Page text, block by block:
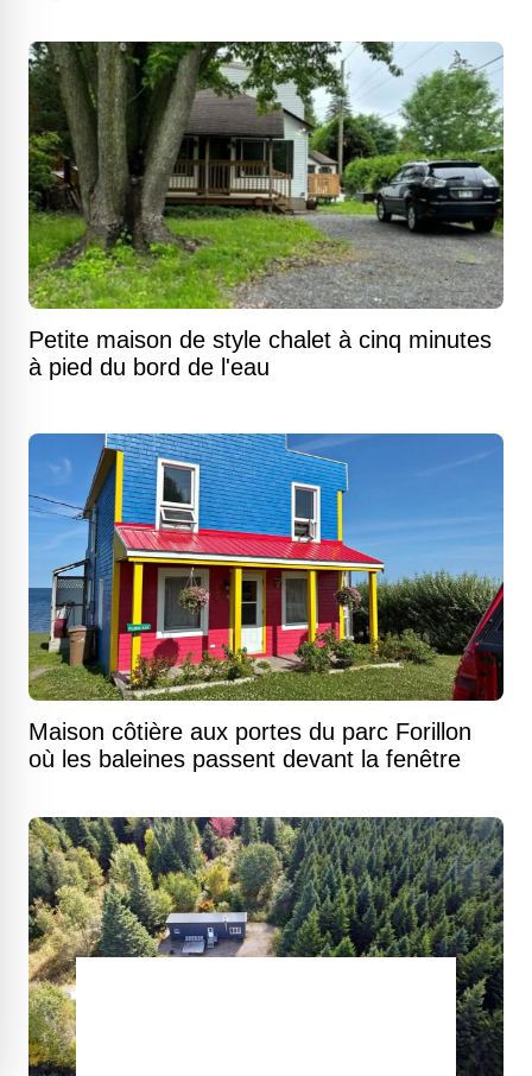
Petite maison de style chalet à cinq minutes
à pied du bord de l'eau
Maison côtière aux portes du parc Forillon
où les baleines passent devant la fenêtre